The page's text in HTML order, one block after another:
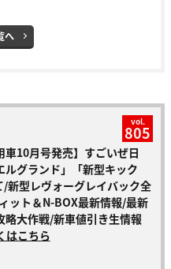
へ
vol.
805
車10月号発売】すごいぜ日
ルグランド」「新型キック
/新型レヴォーグレイバック全
ット＆N-BOX最新情報/最新
略大作戦/新車値引き生情報
はこちら